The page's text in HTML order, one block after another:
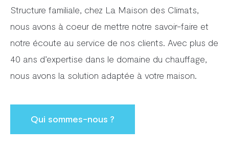
Structure familiale, chez La Maison des Climats,
nous avons à coeur de mettre notre savoir-faire et
notre écoute au service de nos clients. Avec plus de
40 ans d’expertise dans le domaine du chauffage,
nous avons la solution adaptée à votre maison.
Qui sommes-nous ?